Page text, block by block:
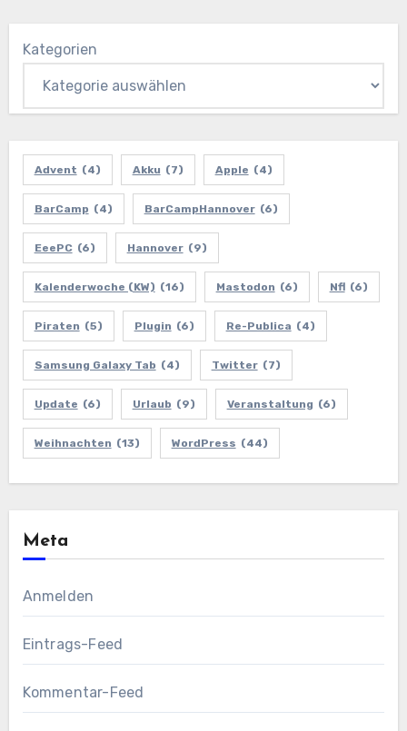
Kategorien
Advent (4) Akku (7) Apple (4)
BarCamp (4) BarCampHannover (6)
EeePC (6) Hannover (9)
Kalenderwoche (KW) (16) Mastodon (6) Nfl (6)
Piraten (5) Plugin (6) Re-Publica (4)
Samsung Galaxy Tab (4) Twitter (7)
Update (6) Urlaub (9) Veranstaltung (6)
Weihnachten (13) WordPress (44)
Meta
Anmelden
Eintrags-Feed
Kommentar-Feed